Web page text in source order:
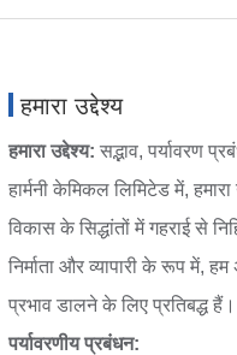
हमारा उद्देश्य
हमारा उद्देश्य: सद्भाव, पर्यावरण
हार्मनी केमिकल लिमिटेड में,
विकास के सिद्धांतों में गहराई से
निर्माता और व्यापारी के रूप में,
प्रभाव डालने के लिए प्रतिबद्ध हैं।
पर्यावरणीय प्रबंधन: